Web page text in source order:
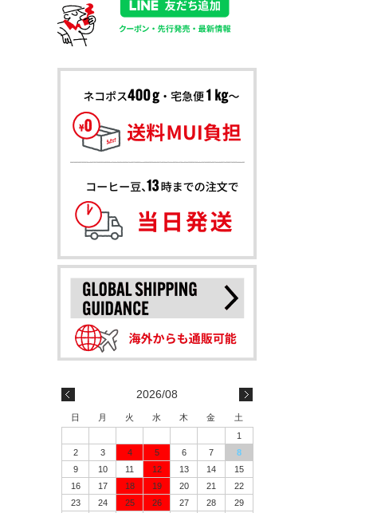
2026/08
日 月 火 水 木 金
土
1
2
3 4 5 6 7
8
9
10 11 12 13 14
15
16
17 18 19 20 21
22
23
24 25 26 27 28
29